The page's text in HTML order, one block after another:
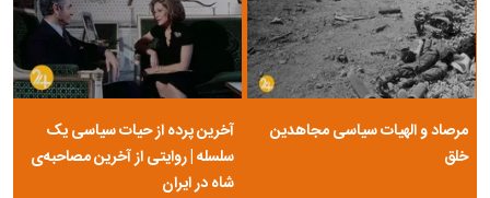
مرصاد و الهیات سیاسی مجاهدین
خلق
آخرین پرده از حیات سیاسی یک
سلسله | روایتی از آخرین مصاحبه‌ی
شاه در ایران